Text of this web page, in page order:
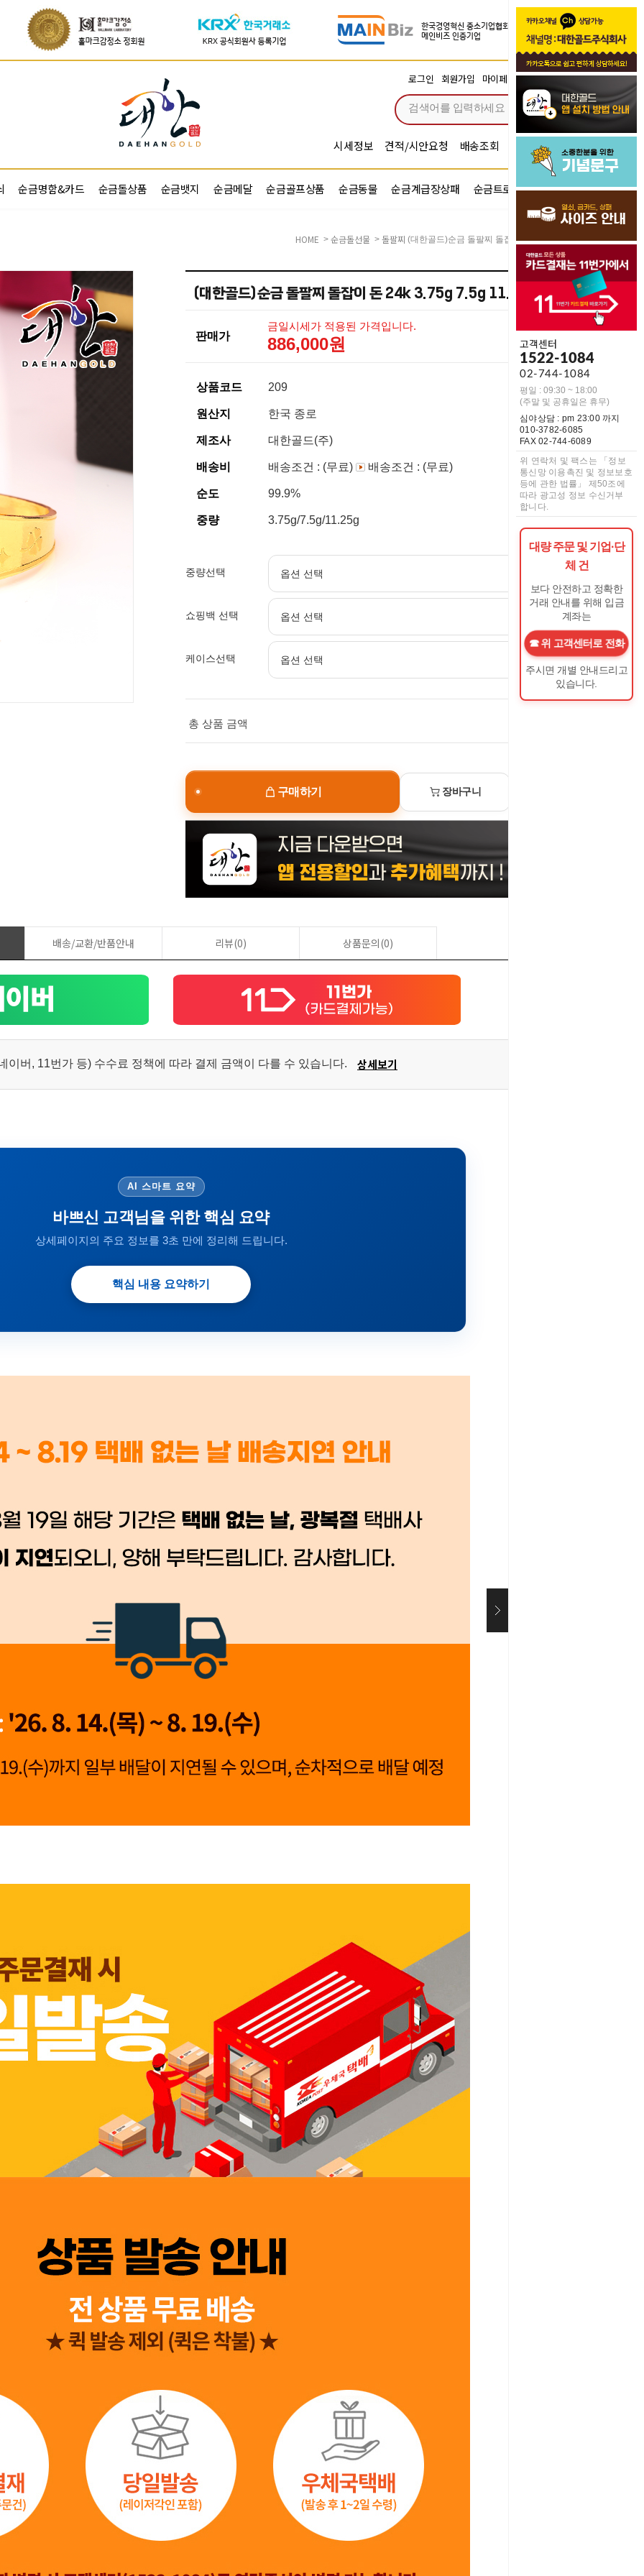
로그인 회원가입 마이페이지 주문조회 장바구니 0
시세정보 견적/시안요청 배송조회 시안확인 기념문구예문
순금명함&카드 순금돌상품 순금뱃지 순금메달 순금골프상품 순금동물 순금계급장상패 순금트로피 순금기업반지
고객센터
1522-1084
02-744-1084
평일 : 09:30 ~ 18:00
(주말 및 공휴일은 휴무)
심야상담 : pm 23:00 까지
010-3782-6085
FAX 02-744-6089
위 연락처 및 팩스는 「정보
통신망 이용촉진 및 정보보호
등에 관한 법률」 제50조에
따라 광고성 정보 수신거부
합니다.
대량 주문 및 기업·단
체 건
보다 안전하고 정확한
거래 안내를 위해 입금
계좌는
위 고객센터로 전화
주시면 개별 안내드리고
있습니다.
HOME > 순금돌선물 > 돌팔찌 (대한골드)순금 돌팔찌 돌잡이 돈 24k 3.75g 7.5g 11.25g
(대한골드)순금 돌팔찌 돌잡이 돈 24k 3.75g 7.5g 11.25g
판매가
금일시세가 적용된 가격입니다.
886,000원
상품코드 209
원산지 한국 종로
제조사 대한골드(주)
배송비 배송조건 : (무료) 배송조건 : (무료)
순도 99.9%
중량 3.75g/7.5g/11.25g
중량선택
쇼핑백 선택
케이스선택
총 상품 금액
구매하기 장바구니
배송/교환/반품안내 리뷰(0) 상품문의(0)
이버, 11번가 등) 수수료 정책에 따라 결제 금액이 다를 수 있습니다. 상세보기
AI 스마트 요약
바쁘신 고객님을 위한 핵심 요약
상세페이지의 주요 정보를 3초 만에 정리해 드립니다.
핵심 내용 요약하기
👍 네, 도움 됐어요 👎 아뇨, 아쉬워요